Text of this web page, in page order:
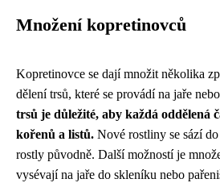
Množení kopretinovců
Kopretinovce se dají množit několika
dělení trsů, které se provádí na jaře
trsů je důležité, aby každá oddělená
kořenů a listů. Nové rostliny se sází
rostly původně. Další možností je
vysévají na jaře do skleníku nebo